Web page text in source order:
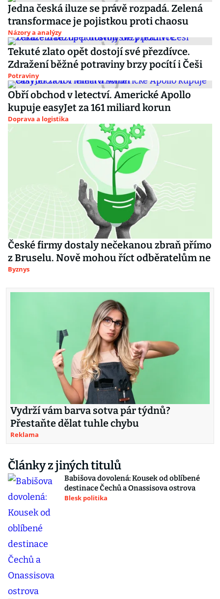
Jedna česká iluze se právě rozpadá. Zelená
transformace je pojistkou proti chaosu
Názory a analýzy
Tekuté zlato opět dostojí své přezdívce.
Zdražení běžné potraviny brzy pocítí i Češi
Potraviny
Obří obchod v letectví. Americké Apollo
kupuje easyJet za 161 miliard korun
Doprava a logistika
České firmy dostaly nečekanou zbraň přímo
z Bruselu. Nově mohou říct odběratelům ne
Byznys
Vydrží vám barva sotva pár týdnů?
Přestaňte dělat tuhle chybu
Reklama
Články z jiných titulů
Babišova dovolená: Kousek od oblíbené
destinace Čechů a Onassisova ostrova
Blesk politika